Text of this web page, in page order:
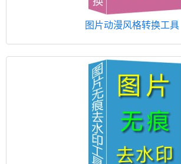
图片动漫风格转换工具